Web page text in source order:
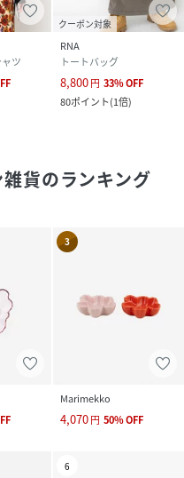
ツ
クーポン対象
RNA
トートバッグ
8,800円 33%OFF
80ポイント(1倍)
貨のランキング
3
Marimekko
4,070円 50%OFF
6